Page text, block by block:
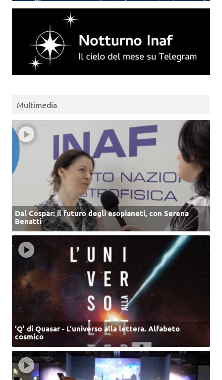
Multimedia
Dal Cospar: il futuro degli esopianeti, con Serena
Benatti
‘Q’ di Quasar - L'universo alla lettera. Alfabeto
cosmico